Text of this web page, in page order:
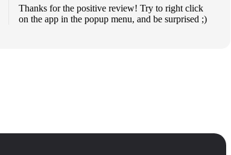
Thanks for the positive review! Try to right click
on the app in the popup menu, and be surprised ;)